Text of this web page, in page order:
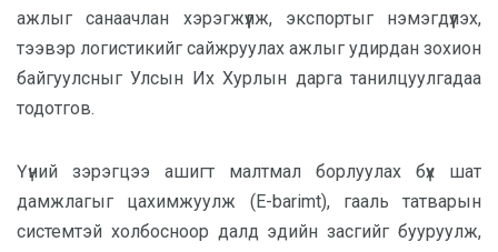
ажлыг санаачлан хэрэгжүүлж, экспортыг нэмэгдүүлэх,
тээвэр логистикийг сайжруулах ажлыг удирдан зохион
байгуулсныг Улсын Их Хурлын дарга танилцуулгадаа
тодотгов.
Үүний зэрэгцээ ашигт малтмал борлуулах бүх шат
дамжлагыг цахимжуулж (E-barimt), гааль татварын
системтэй холбосноор далд эдийн засгийг бууруулж,